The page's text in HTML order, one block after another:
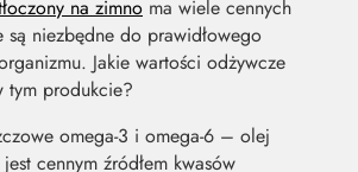
na zimno ma wiele cennych
są niezbędne do prawidłowego
Jakie wartości odżywcze
tym produkcie?
omega-3 i omega-6 – olej
cennym źródłem kwasów